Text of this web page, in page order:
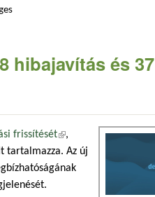
tartalommal kapcsolatosan
hibajavítás és 37
frissítését(külső hivatkozás)
,
tartalmazza. Az új